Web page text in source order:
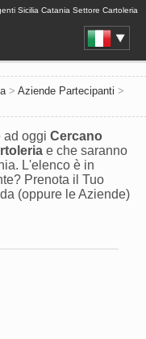
Sicilia Catania Settore Cartoleria
>Aziende Partecipanti >
ad oggiCercano
e che saranno
L'elenco è in
Prenota il Tuo
(oppure le Aziende)